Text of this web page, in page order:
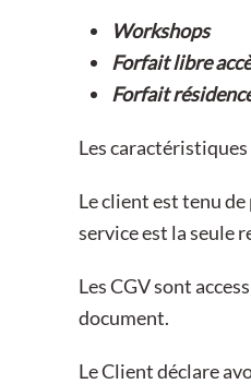
Workshops
Forfait libre
Forfait
Les
Le client est tenu
service est la seule
Les CGV sont
document.
Le Client déclare